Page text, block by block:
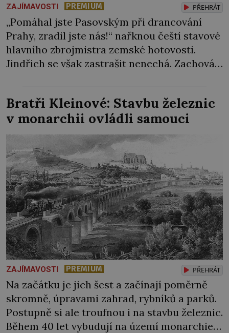
ZAJÍMAVOSTI PREMIUM PŘEHRÁT
„Pomáhal jste Pasovským při drancování
Prahy, zradil jste nás!“ nařknou čeští stavové
hlavního zbrojmistra zemské hotovosti.
Jindřich se však zastrašit nenechá. Zachová
cejchu zrádce se už nezbaví… Tři roky
stačily! Škola pro něj není. Jindřich Michal
Hýzrle z Chodů (1575–1665) se v ní nudí. 10letý
chlapec chce procestovat […]
Bratři Kleinové: Stavbu železnic
v monarchii ovládli samouci
ZAJÍMAVOSTI PREMIUM PŘEHRÁT
Na začátku je jich šest a začínají poměrně
skromně, úpravami zahrad, rybníků a parků.
Postupně si ale troufnou i na stavbu železnic.
Během 40 let vybudují na území monarchie